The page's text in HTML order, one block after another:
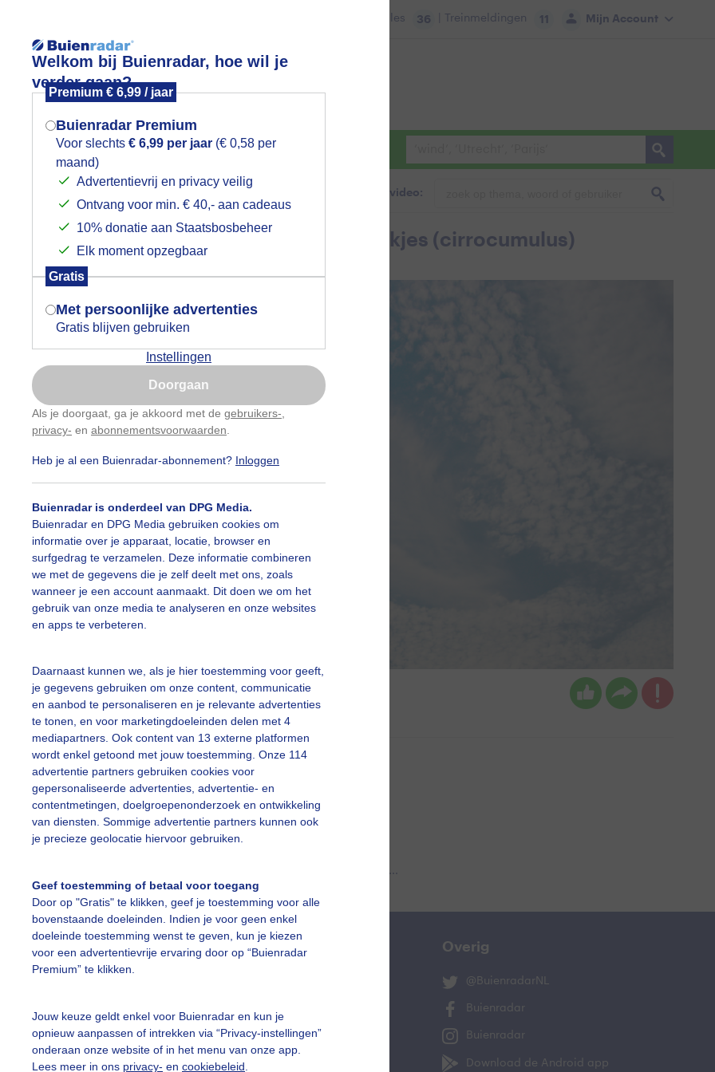
Welkom bij Buienradar, hoe wil je
verder gaan?
Premium € 6,99 / jaar
Buienradar Premium
Voor slechts € 6,99 per jaar (€ 0,58 per
maand)
Advertentievrij en privacy veilig
Ontvang voor min. € 40,- aan cadeaus
10% donatie aan Staatsbosbeheer
Elk moment opzegbaar
Gratis
Met persoonlijke advertenties
Gratis blijven gebruiken
Instellingen
Doorgaan
Als je doorgaat, ga je akkoord met de gebruikers-
privacy- en abonnementsvoorwaarden
Heb je al een Buienradar-abonnement? Inloggen
Buienradar is onderdeel van DPG Media.
Buienradar en DPG Media gebruiken cookies om
informatie over je apparaat, locatie, browser en
surfgedrag te verzamelen. Deze informatie combineren
we met de gegevens die je zelf deelt met ons, zoals
wanneer je een account aanmaakt. Dit doen we om het
gebruik van onze media te analyseren en onze websites
en apps te verbeteren.
Daarnaast kunnen we, als je hier toestemming voor geeft,
je gegevens gebruiken om onze content, communicatie
en aanbod te personaliseren en je relevante advertenties
te tonen, en voor marketingdoeleinden delen met 4
mediapartners. Ook content van 13 externe platformen
wordt enkel getoond met jouw toestemming. Onze 114
advertentie partners gebruiken cookies voor
gepersonaliseerde advertenties, advertentie- en
contentmetingen, doelgroepenonderzoek en ontwikkeling
van diensten. Sommige advertentie partners kunnen ook
je precieze geolocatie hiervoor gebruiken.
Geef toestemming of betaal voor toegang
Door op "Gratis" te klikken, geef je toestemming voor alle
bovenstaande doeleinden. Indien je voor geen enkel
doeleinde toestemming wenst te geven, kun je kiezen
voor een advertentievrije ervaring door op “Buienradar
Premium” te klikken.
Jouw keuze geldt enkel voor Buienradar en kun je
opnieuw aanpassen of intrekken via “Privacy-instellingen”
onderaan onze website of in het menu van onze app.
Lees meer in ons privacy- en cookiebeleid
Mijn Account
Files 36 | Treinmeldingen 11
Foto en video Weerzine
Zoeken in foto & video:
(cirrus) omlijst door schapenwolkjes (cirrocumulus)
in Colijnsplaat (Zeeland)
Vivian Kramer Gemaakt: 15-06-2026, 58x bekeken
slideshow
vragen
Mijn weer Overig
@BuienradarNL
Buienradar
Buienradar
Download de Android app
Mogen we je locatie gebruiken voor
het weer?
Indien je hier nog geen akkoord op hebt
gegeven, verschijnt er zo een pop-up uit
je browser waarin deze toestemming
gevraagd wordt.
Is goed, toon de popup
Nu niet, misschien later
Gebruik je Safari en wil je niet elke dag deze pop-up
Klikhierom dit aan te passen